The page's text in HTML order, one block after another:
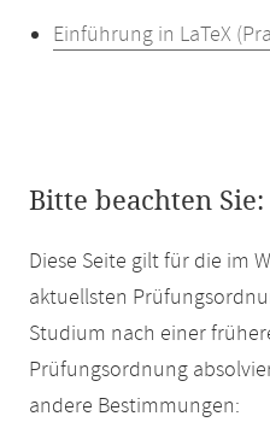
Einführung in LaTeX
Bitte beachten Sie:
Diese Seite gilt für die im
aktuellsten
Studium nach einer
Prüfungsordnung
andere Bestimmungen: